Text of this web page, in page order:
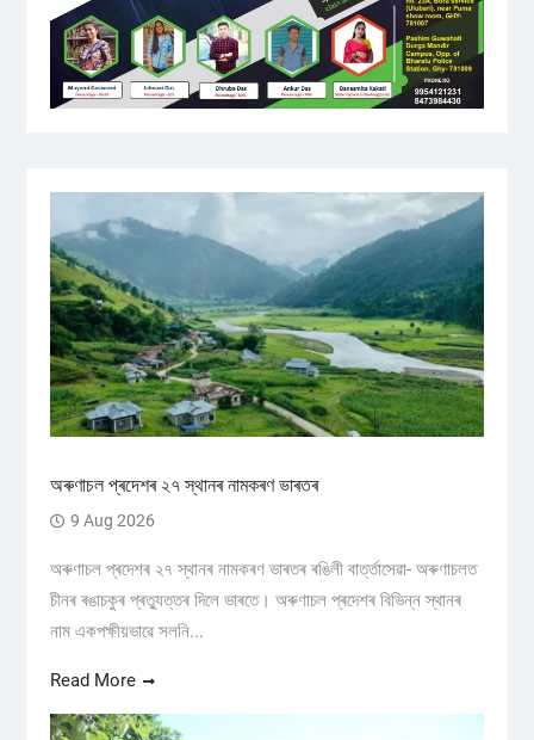
অৰুণাচল প্ৰদেশৰ ২৭ স্থানৰ নামকৰণ ভাৰতৰ
9 Aug 2026
অৰুণাচল প্ৰদেশৰ ২৭ স্থানৰ নামকৰণ ভাৰতৰ ৰঙিলী বাৰ্ত্তাসেৱা- অৰুণাচলত
চীনৰ ৰঙাচকুৰ প্ৰত্যুত্তৰ দিলে ভাৰতে। অৰুণাচল প্ৰদেশৰ বিভিন্ন স্থানৰ
নাম একপক্ষীয়ভাৱে সলনি...
Read More